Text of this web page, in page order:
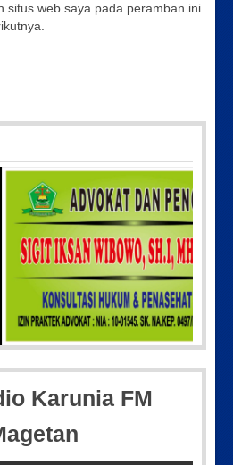
situs web saya pada peramban ini
WA0071
Karunia FM